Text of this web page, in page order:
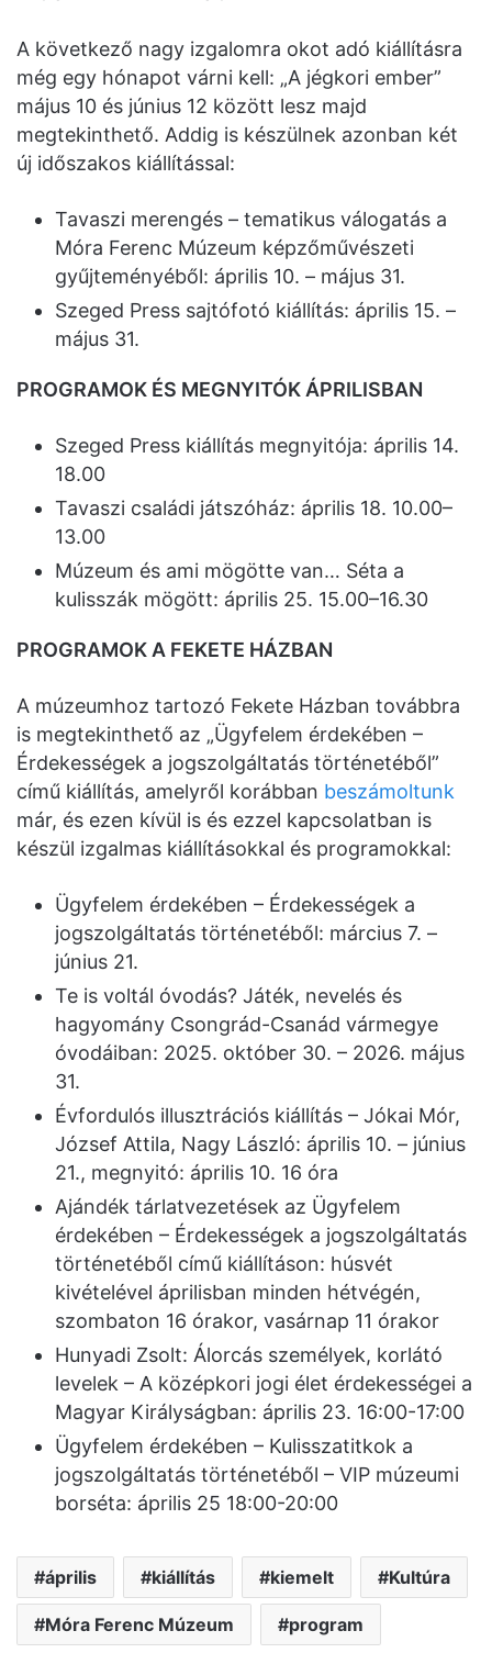
A következő nagy izgalomra okot adó kiállításra
még egy hónapot várni kell: „A jégkori ember”
május 10 és június 12 között lesz majd
megtekinthető. Addig is készülnek azonban két
új időszakos kiállítással:
Tavaszi merengés – tematikus válogatás a
Móra Ferenc Múzeum képzőművészeti
gyűjteményéből: április 10. – május 31.
Szeged Press sajtófotó kiállítás: április 15. –
május 31.
PROGRAMOK ÉS MEGNYITÓK ÁPRILISBAN
Szeged Press kiállítás megnyitója: április 14.
18.00
Tavaszi családi játszóház: április 18. 10.00–
13.00
Múzeum és ami mögötte van… Séta a
kulisszák mögött: április 25. 15.00–16.30
PROGRAMOK A FEKETE HÁZBAN
A múzeumhoz tartozó Fekete Házban továbbra
is megtekinthető az „Ügyfelem érdekében –
Érdekességek a jogszolgáltatás történetéből”
című kiállítás, amelyről korábban beszámoltunk
már, és ezen kívül is és ezzel kapcsolatban is
készül izgalmas kiállításokkal és programokkal:
Ügyfelem érdekében – Érdekességek a
jogszolgáltatás történetéből: március 7. –
június 21.
Te is voltál óvodás? Játék, nevelés és
hagyomány Csongrád-Csanád vármegye
óvodáiban: 2025. október 30. – 2026. május
31.
Évfordulós illusztrációs kiállítás – Jókai Mór,
József Attila, Nagy László: április 10. – június
21., megnyitó: április 10. 16 óra
Ajándék tárlatvezetések az Ügyfelem
érdekében – Érdekességek a jogszolgáltatás
történetéből című kiállításon: húsvét
kivételével áprilisban minden hétvégén,
szombaton 16 órakor, vasárnap 11 órakor
Hunyadi Zsolt: Álorcás személyek, korlátó
levelek – A középkori jogi élet érdekességei a
Magyar Királyságban: április 23. 16:00-17:00
Ügyfelem érdekében – Kulisszatitkok a
jogszolgáltatás történetéből – VIP múzeumi
borséta: április 25 18:00-20:00
április kiállítás kiemelt Kultúra
Móra Ferenc Múzeum program